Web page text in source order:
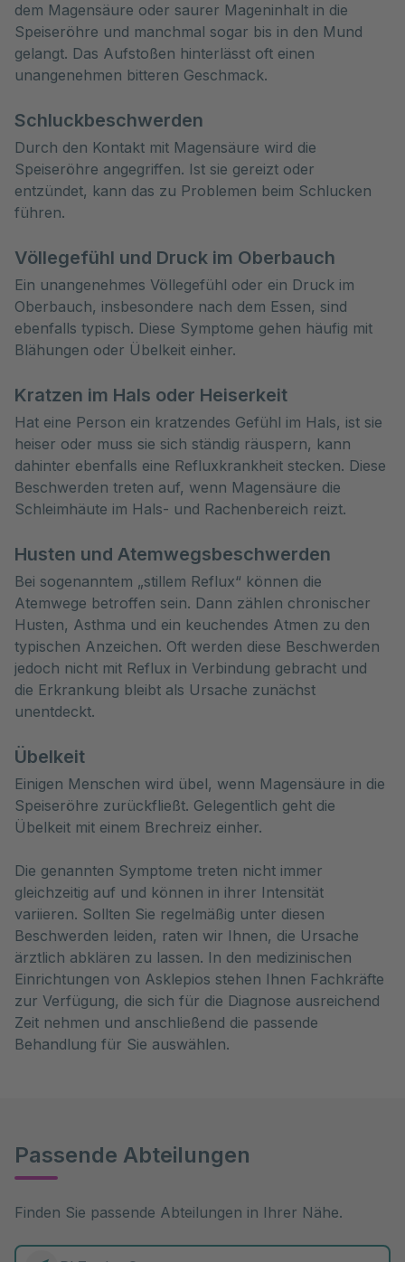
dem Magensäure oder saurer Mageninhalt in die
Speiseröhre und manchmal sogar bis in den Mund
gelangt. Das Aufstoßen hinterlässt oft einen
unangenehmen bitteren Geschmack.
Schluckbeschwerden
Durch den Kontakt mit Magensäure wird die
Speiseröhre angegriffen. Ist sie gereizt oder
entzündet, kann das zu Problemen beim Schlucken
führen.
Völlegefühl und Druck im Oberbauch
Ein unangenehmes Völlegefühl oder ein Druck im
Oberbauch, insbesondere nach dem Essen, sind
ebenfalls typisch. Diese Symptome gehen häufig mit
Blähungen oder Übelkeit einher.
Kratzen im Hals oder Heiserkeit
Hat eine Person ein kratzendes Gefühl im Hals, ist sie
heiser oder muss sie sich ständig räuspern, kann
dahinter ebenfalls eine Refluxkrankheit stecken. Diese
Beschwerden treten auf, wenn Magensäure die
Schleimhäute im Hals- und Rachenbereich reizt.
Husten und Atemwegsbeschwerden
Bei sogenanntem „stillem Reflux“ können die
Atemwege betroffen sein. Dann zählen chronischer
Husten, Asthma und ein keuchendes Atmen zu den
typischen Anzeichen. Oft werden diese Beschwerden
jedoch nicht mit Reflux in Verbindung gebracht und
die Erkrankung bleibt als Ursache zunächst
unentdeckt.
Übelkeit
Einigen Menschen wird übel, wenn Magensäure in die
Speiseröhre zurückfließt. Gelegentlich geht die
Übelkeit mit einem Brechreiz einher.
Die genannten Symptome treten nicht immer
gleichzeitig auf und können in ihrer Intensität
variieren. Sollten Sie regelmäßig unter diesen
Beschwerden leiden, raten wir Ihnen, die Ursache
ärztlich abklären zu lassen. In den medizinischen
Einrichtungen von Asklepios stehen Ihnen Fachkräfte
zur Verfügung, die sich für die Diagnose ausreichend
Zeit nehmen und anschließend die passende
Behandlung für Sie auswählen.
Passende Abteilungen
Finden Sie passende Abteilungen in Ihrer Nähe.